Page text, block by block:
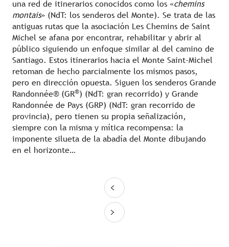
una red de itinerarios conocidos como los «chemins
montais» (NdT: los senderos del Monte). Se trata de las
antiguas rutas que la asociación Les Chemins de Saint
Michel se afana por encontrar, rehabilitar y abrir al
público siguiendo un enfoque similar al del camino de
Santiago. Estos itinerarios hacia el Monte Saint-Michel
retoman de hecho parcialmente los mismos pasos,
pero en dirección opuesta. Siguen los senderos Grande
Randonnée® (GR®) (NdT: gran recorrido) y Grande
Randonnée de Pays (GRP) (NdT: gran recorrido de
provincia), pero tienen su propia señalización,
siempre con la misma y mítica recompensa: la
imponente silueta de la abadía del Monte dibujando
en el horizonte…